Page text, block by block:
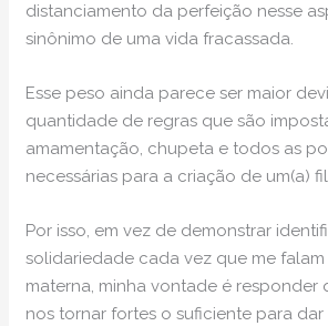
distanciamento da perfeição nesse
sinônimo de uma vida fracassada.
Esse peso ainda parece ser maior
quantidade de regras que são
amamentação, chupeta e todos as
necessárias para a criação de um(a)
Por isso, em vez de demonstrar
solidariedade cada vez que me
materna, minha vontade é responder
nos tornar fortes o suficiente para dar